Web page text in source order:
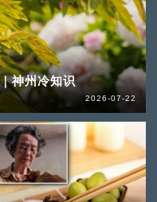
神州冷知识
2026-07-22